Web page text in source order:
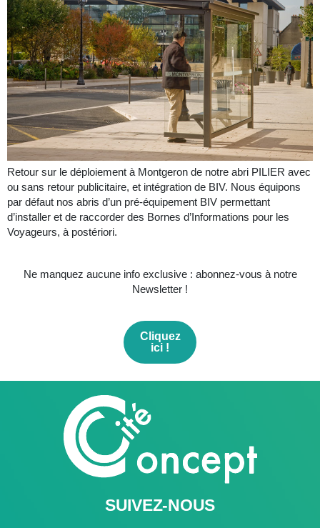
Retour sur le déploiement à Montgeron de notre abri PILIER avec
ou sans retour publicitaire, et intégration de BIV. Nous équipons
par défaut nos abris d’un pré-équipement BIV permettant
d’installer et de raccorder des Bornes d’Informations pour les
Voyageurs, à postériori.
Ne manquez aucune info exclusive : abonnez-vous à notre
Newsletter !
Cliquez
ici !
SUIVEZ-NOUS